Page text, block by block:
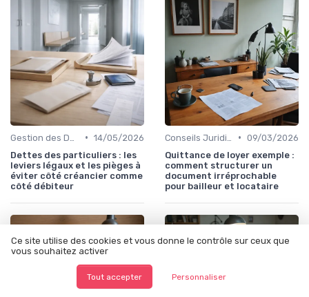
• 14/05/2026
Dettes des particuliers : les
leviers légaux et les pièges à
éviter côté créancier comme
côté débiteur
• 09/03/2026
Quittance de loyer exemple :
comment structurer un
document irréprochable
pour bailleur et locataire
Ce site utilise des cookies et vous donne le contrôle sur ceux que
vous souhaitez activer
Tout accepter Personnaliser